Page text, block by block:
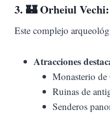
3. 🏰Orheiul
Este complejo
Atracciones
Monasterio
Ruinas de
Senderos